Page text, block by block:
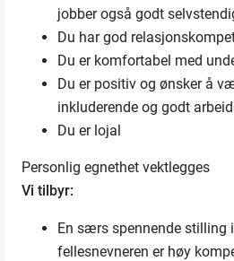
jobber også godt
Du har god
Du er komfortabel med
Du er positiv og ønsker å
inkluderende og godt
Du er lojal
Personlig egnethet vektlegges
Vi tilbyr:
En særs spennende stilling
fellesnevneren er høy